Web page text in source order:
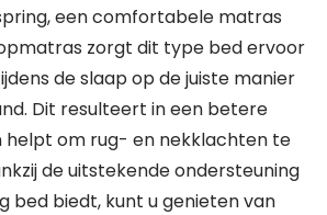
een comfortabele matras
zorgt dit type bed ervoor
de slaap op de juiste manier
Dit resulteert in een betere
helpt om rug- en nekklachten te
de uitstekende ondersteuning
bed biedt, kunt u genieten van